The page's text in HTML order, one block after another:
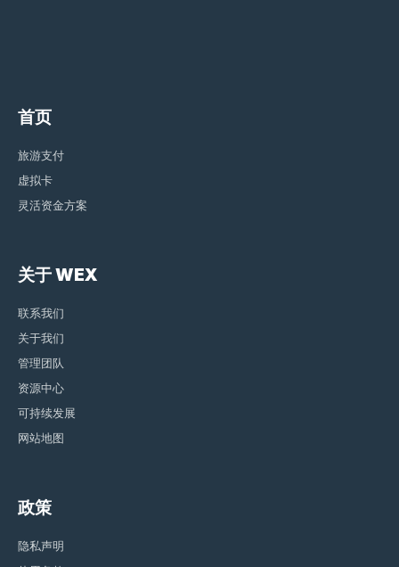
首页
旅游支付
虚拟卡
灵活资金方案
关于 WEX
联系我们
关于我们
管理团队
资源中心
可持续发展
网站地图
政策
隐私声明